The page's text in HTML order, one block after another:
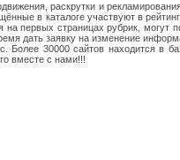
раскрутки и
в каталоге участвуют в
на первых страницах рубрик,
дать заявку на изменение
Более 30000 сайтов находится в
вместе с нами!!!